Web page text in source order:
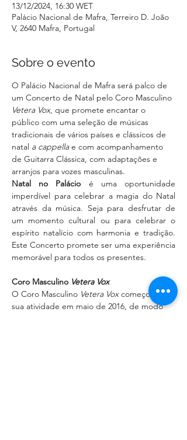
13/12/2024, 16:30 WET
Palácio Nacional de Mafra, Terreiro D. João
V, 2640 Mafra, Portugal
Sobre o evento
O Palácio Nacional de Mafra será palco de
um Concerto de Natal pelo Coro Masculino
Vetera Vox, que promete encantar o
público com uma seleção de músicas
tradicionais de vários países e clássicos de
natal a cappella e com acompanhamento
de Guitarra Clássica, com adaptações e
arranjos para vozes masculinas.
Natal no Palácio é uma oportunidade
imperdível para celebrar a magia do Natal
através da música. Seja para desfrutar de
um momento cultural ou para celebrar o
espírito natalício com harmonia e tradição.
Este Concerto promete ser uma experiência
memorável para todos os presentes.
Coro Masculino Vetera Vox
O Coro Masculino Vetera Vox começou a
sua atividade em maio de 2016, de modo